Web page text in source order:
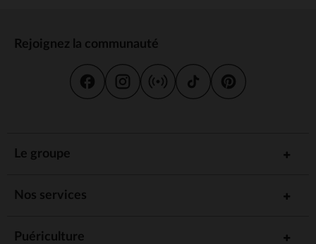
Rejoignez la communauté
Le groupe
Nos services
Puériculture